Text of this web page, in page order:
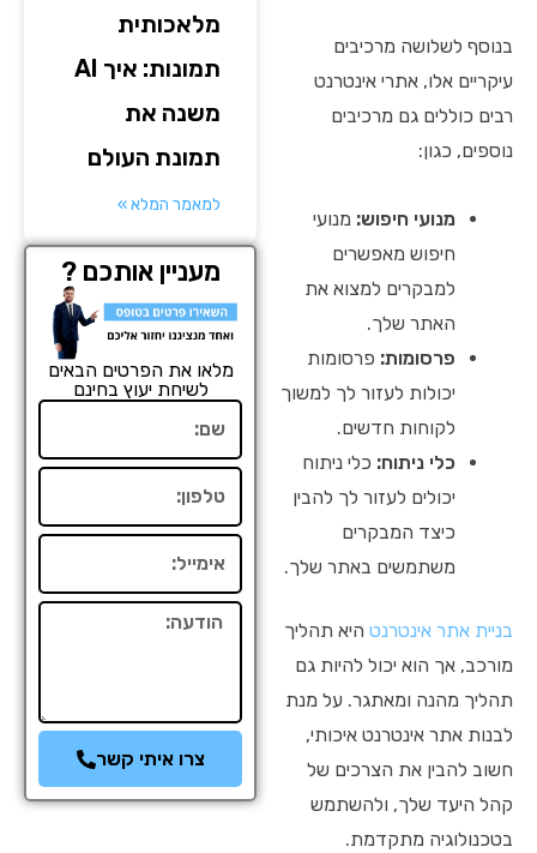
בנוסף לשלושה מרכיבים
עיקריים אלו, אתרי אינטרנט
רבים כוללים גם מרכיבים
נוספים, כגון:
מנועי חיפוש: מנועי
חיפוש מאפשרים
למבקרים למצוא את
האתר שלך.
פרסומות: פרסומות
יכולות לעזור לך למשוך
לקוחות חדשים.
כלי ניתוח: כלי ניתוח
יכולים לעזור לך להבין
כיצד המבקרים
משתמשים באתר שלך.
בניית אתר אינטרנט היא תהליך
מורכב, אך הוא יכול להיות גם
תהליך מהנה ומאתגר. על מנת
לבנות אתר אינטרנט איכותי,
חשוב להבין את הצרכים של
קהל היעד שלך, ולהשתמש
בטכנולוגיה מתקדמת.
מלאכותית
תמונות: איך AI
משנה את
תמונת העולם
למאמר המלא »
מעניין אותכם ?
מלאו את הפרטים הבאים
לשיחת יעוץ בחינם
הודעה
צרו איתי קשר